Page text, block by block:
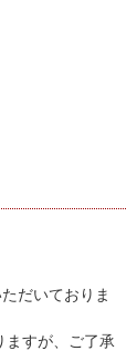
だいておりま
ますが、ご了承